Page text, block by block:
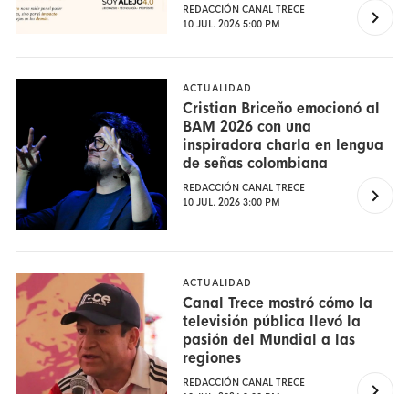
REDACCIÓN CANAL TRECE
10 JUL. 2026 5:00 PM
ACTUALIDAD
Cristian Briceño emocionó al
BAM 2026 con una
inspiradora charla en lengua
de señas colombiana
REDACCIÓN CANAL TRECE
10 JUL. 2026 3:00 PM
ACTUALIDAD
Canal Trece mostró cómo la
televisión pública llevó la
pasión del Mundial a las
regiones
REDACCIÓN CANAL TRECE